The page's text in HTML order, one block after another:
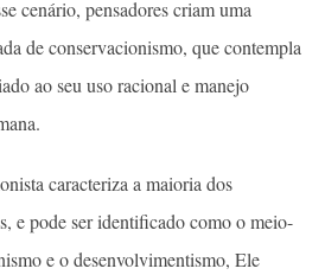
cenário, pensadores criam uma
de conservacionismo, que contempla
ao seu uso racional e manejo
caracteriza a maioria dos
e pode ser identificado como o meio-
e o desenvolvimentismo, Ele